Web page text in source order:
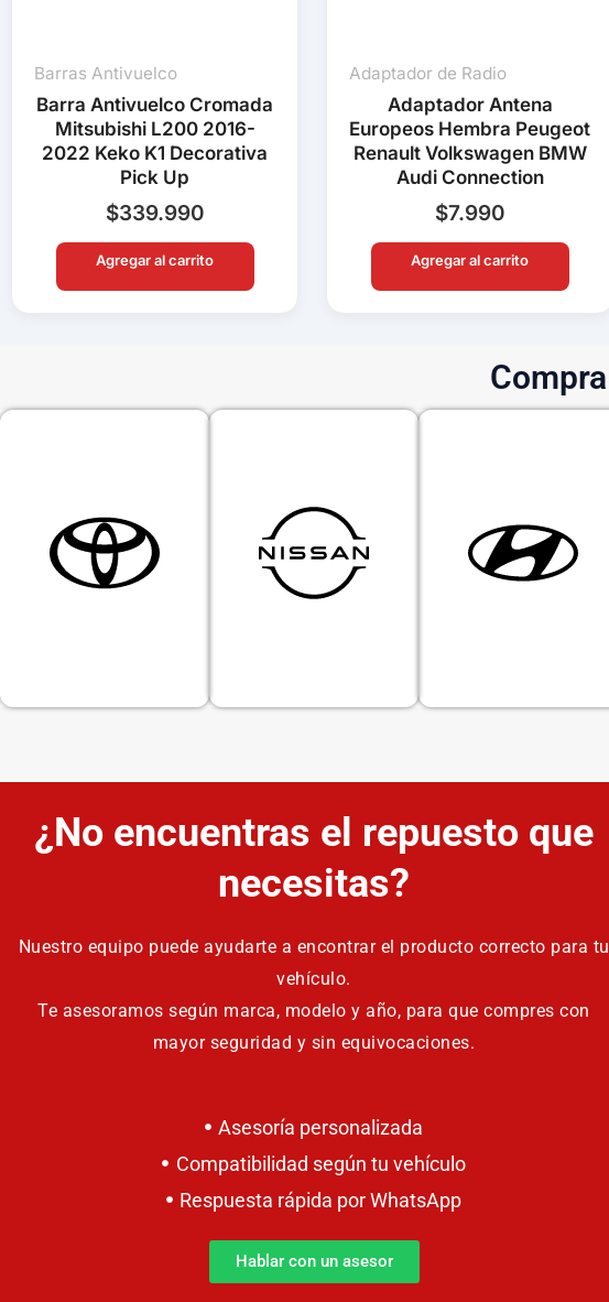
Barras Antivuelco
Barra Antivuelco Cromada
Mitsubishi L200 2016-
2022 Keko K1 Decorativa
Pick Up
$339.990
Agregar al carrito
Adaptador de Radio
Adaptador Antena
Europeos Hembra Peugeot
Renault Volkswagen BMW
Audi Connection
$7.990
Agregar al carrito
¿No encuentras el repuesto que
necesitas?
Nuestro equipo puede ayudarte a encontrar el producto correcto para tu
vehículo.
Te asesoramos según marca, modelo y año, para que compres con
mayor seguridad y sin equivocaciones.
Asesoría personalizada
Compatibilidad según tu vehículo
Respuesta rápida por WhatsApp
Hablar con un asesor